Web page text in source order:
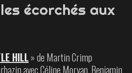
écorchés aux
HILL» de Martin Crimp
avec Céline Morvan, Benjamin